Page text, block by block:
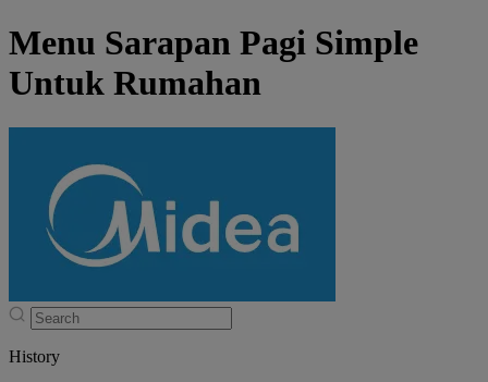
Menu Sarapan Pagi Simple
Untuk Rumahan
History